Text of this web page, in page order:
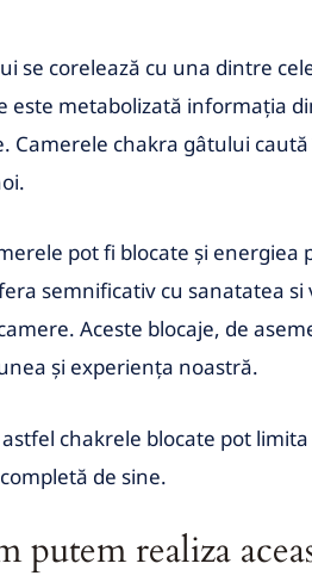
se corelează cu una dintre
este metabolizată informația
Camerele chakra gâtului
pot fi blocate și energiea
semnificativ cu sanatatea si
Aceste blocaje, de
și experiența noastră.
chakrele blocate pot
de sine.
putem realiza